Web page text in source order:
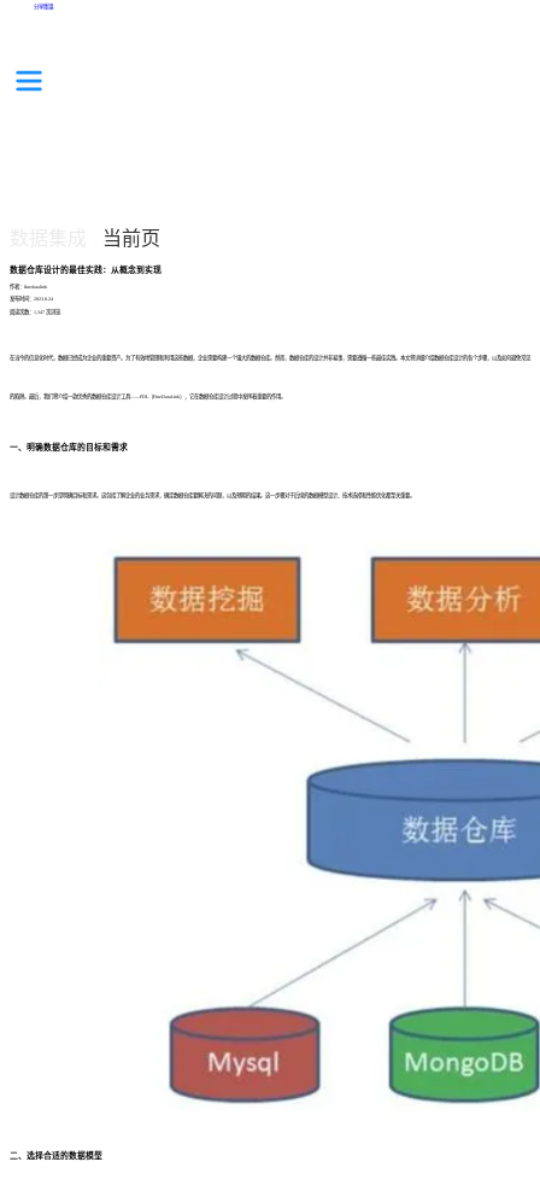
分享集锦
当前页
数据仓库设计的最佳实践：从概念到实现
作者：finedatalink
发布时间：2023.8.24
阅读次数：1,347 次浏览
在当今的信息化时代，数据已经成为企业的重要资产。为了有效地管理和利用这些数据，企业需要构建一个强大的数据仓库。然而，数据仓库的设计并非易事，需要遵循一些最佳实践。本文将详细介绍数据仓库设计的各个步骤，以及如何避免常见
的陷阱。最后，我们将介绍一款优秀的数据仓库设计工具——FDL（FineDataLink），它在数据仓库设计过程中发挥着重要的作用。
一、明确数据仓库的目标和需求
设计数据仓库的第一步是明确目标和需求。这包括了解企业的业务需求，确定数据仓库要解决的问题，以及预期的结果。这一步骤对于后续的数据模型设计、技术选择和性能优化都至关重要。
二、选择合适的数据模型